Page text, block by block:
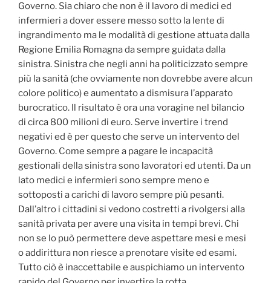
Governo. Sia chiaro che non è il lavoro di medici ed
infermieri a dover essere messo sotto la lente di
ingrandimento ma le modalità di gestione attuata dalla
Regione Emilia Romagna da sempre guidata dalla
sinistra. Sinistra che negli anni ha politicizzato sempre
più la sanità (che ovviamente non dovrebbe avere alcun
colore politico) e aumentato a dismisura l’apparato
burocratico. Il risultato è ora una voragine nel bilancio
di circa 800 milioni di euro. Serve invertire i trend
negativi ed è per questo che serve un intervento del
Governo. Come sempre a pagare le incapacità
gestionali della sinistra sono lavoratori ed utenti. Da un
lato medici e infermieri sono sempre meno e
sottoposti a carichi di lavoro sempre più pesanti.
Dall’altro i cittadini si vedono costretti a rivolgersi alla
sanità privata per avere una visita in tempi brevi. Chi
non se lo può permettere deve aspettare mesi e mesi
o addirittura non riesce a prenotare visite ed esami.
Tutto ciò è inaccettabile e auspichiamo un intervento